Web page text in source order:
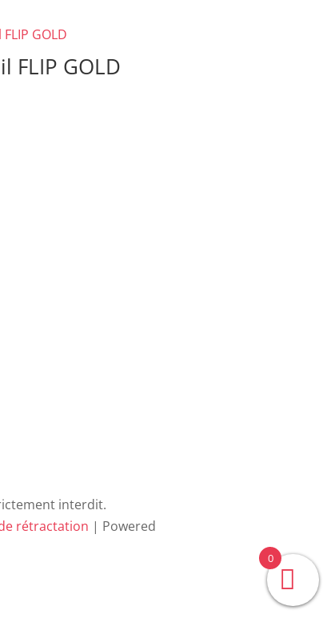
FLIP GOLD
interdit.
rétractation | Powered
0